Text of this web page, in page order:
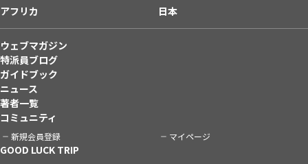
アフリカ
日本
ウェブマガジン
特派員ブログ
ガイドブック
ニュース
著者一覧
コミュニティ
新規会員登録 マイページ
GOOD LUCK TRIP